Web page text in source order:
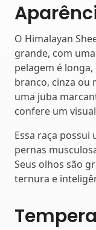
O Himalayan
grande, com
pelagem é
branco, cinza ou
uma juba
confere um
Essa raça
pernas
Seus olhos são
ternura e